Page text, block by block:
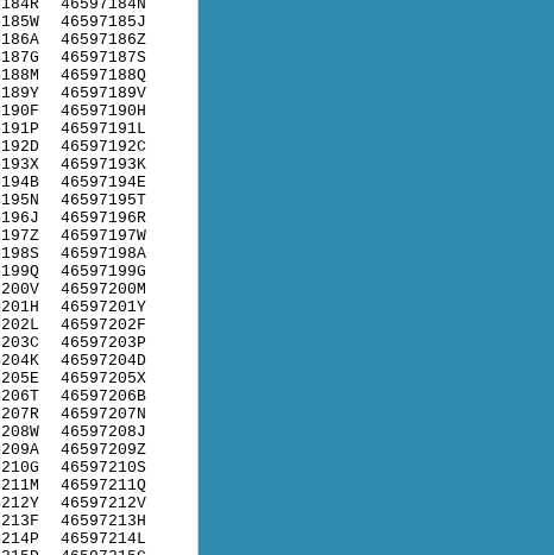
46597184N
46597185J
46597186Z
46597187S
46597188Q
46597189V
46597190H
46597191L
46597192C
46597193K
46597194E
46597195T
46597196R
46597197W
46597198A
46597199G
46597200M
46597201Y
46597202F
46597203P
46597204D
46597205X
46597206B
46597207N
46597208J
46597209Z
46597210S
46597211Q
46597212V
46597213H
46597214L